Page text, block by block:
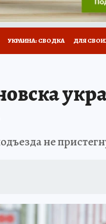
УКРАИНА: СВОДКА ДЛЯ
не